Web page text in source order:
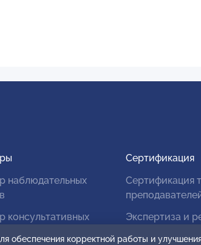
наблюдательных
консультативных
Сертификация
Сертификация
Экспертиза и
обеспечения корректной работы и